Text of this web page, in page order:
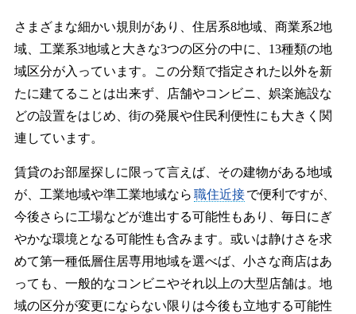
さまざまな細かい規則があり、住居系8地域、商業系2地
域、工業系3地域と大きな3つの区分の中に、13種類の地
域区分が入っています。この分類で指定された以外を新
たに建てることは出来ず、店舗やコンビニ、娯楽施設な
どの設置をはじめ、街の発展や住民利便性にも大きく関
連しています。
賃貸のお部屋探しに限って言えば、その建物がある地域
が、工業地域や準工業地域なら 職住近接で便利ですが、
今後さらに工場などが進出する可能性もあり、毎日にぎ
やかな環境となる可能性も含みます。或いは静けさを求
めて第一種低層住居専用地域を選べば、小さな商店はあ
っても、一般的なコンビニやそれ以上の大型店舗は。地
域の区分が変更にならない限りは今後も立地する可能性